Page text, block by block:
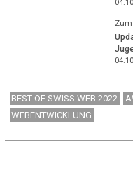
Zum
BEST OF SWISS WEB 2022
WEBENTWICKLUNG